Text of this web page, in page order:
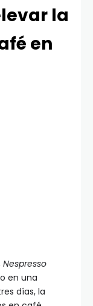
la
en
Nespresso
en una
días, la